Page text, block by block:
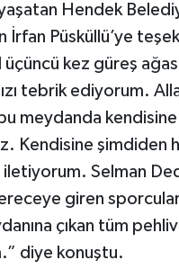
Hendek
İrfan Püsküllü’ye
kez güreş
tebrik ediyorum.
meydanda kendisine
Kendisine şimdiden
Selman
giren
çıkan tüm
diye konuştu.